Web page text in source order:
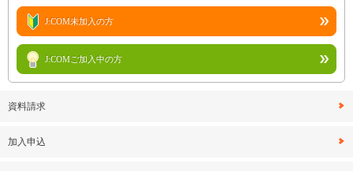
J:COM未加入の方
J:COMご加入中の方
資料請求
加入申込